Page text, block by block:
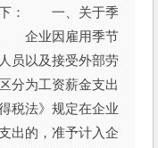
下： 一、关于季
企业因雇用季节
员以及接受外部劳
分为工资薪金支出
税法》规定在企业
出的，准予计入企